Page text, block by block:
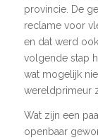
provincie. De
reclame voor
en dat werd
volgende stap
wat mogelijk
wereldprimeur
Wat zijn een
openbaar